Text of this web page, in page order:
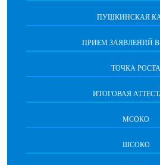
ПУШКИНСКАЯ
ПРИЕМ ЗАЯВЛЕНИЙ В
ТОЧКА РОСТА
ИТОГОВАЯ
МСОКО
ШСОКО